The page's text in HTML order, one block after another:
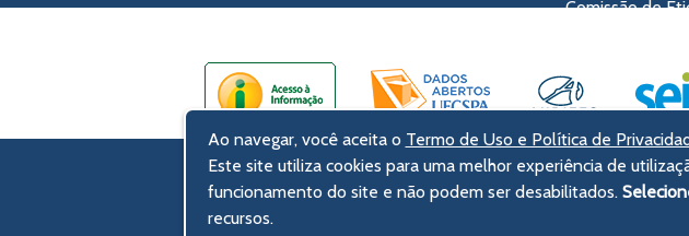
Comissão de
UFCSPA – Universidade Federal de Ciências da Saúde de
Rua Sarmento Leite, 245 - Centro Histórico
Ao navegar, você aceita o Termo de Uso e Política de
Este site utiliza cookies para uma melhor experiência de
funcionamento do site e não podem ser desabilitados.
recursos.